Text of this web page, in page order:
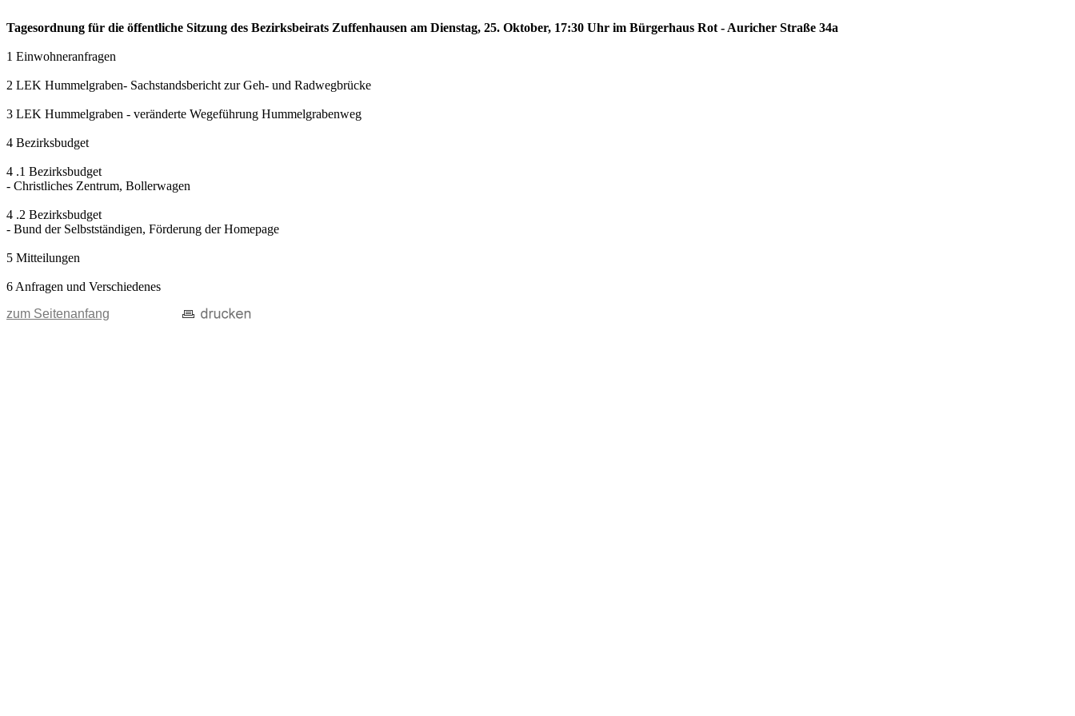
Tagesordnung für die öffentliche Sitzung des Bezirksbeirats Zuffenhausen am Dienstag, 25. Oktober, 17:30 Uhr im Bürgerhaus Rot - Auricher Straße 34a
1 Einwohneranfragen
2 LEK Hummelgraben- Sachstandsbericht zur Geh- und Radwegbrücke
3 LEK Hummelgraben - veränderte Wegeführung Hummelgrabenweg
4 Bezirksbudget
4 .1 Bezirksbudget
- Christliches Zentrum, Bollerwagen
4 .2 Bezirksbudget
- Bund der Selbstständigen, Förderung der Homepage
5 Mitteilungen
6 Anfragen und Verschiedenes
zum Seitenanfang